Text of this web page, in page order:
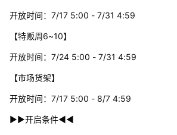
开放时间：7/17 5:00 - 7/31 4:59
【特贩周6~10】
开放时间：7/24 5:00 - 7/31 4:59
【市场货架】
开放时间：7/17 5:00 - 8/7 4:59
▶▶开启条件◀◀